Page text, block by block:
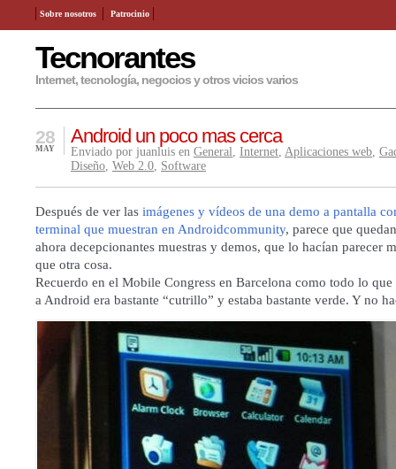
Tecnorantes
Internet, tecnología, negocios y otros vicios varios
Sobre nosotros Patrocinio
Android un poco mas cerca
28
MAY Enviado por juanluis en General, Internet, Aplicaciones web,
Diseño, Web 2.0, Software
Después de ver las imágenes y vídeos de una demo a pantalla
terminal que muestran en Androidcommunity, parece que
ahora decepcionantes muestras y demos, que lo hacían parecer
que otra cosa.
Recuerdo en el Mobile Congress en Barcelona como todo lo que
a Android era bastante “cutrillo” y estaba bastante verde. Y no